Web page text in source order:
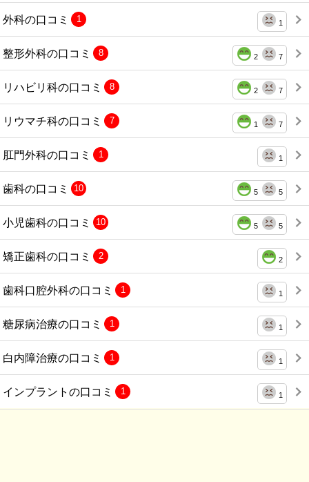
外科の口コミ 1
1
整形外科の口コミ 2 7
8
リハビリ科の口コミ 2 7
8
リウマチ科の口コミ 1 7
7
肛門外科の口コミ 1
1
歯科の口コミ 5 5
10
小児歯科の口コミ 5 5
10
矯正歯科の口コミ 2
2
歯科口腔外科の口コミ 1
1
糖尿病治療の口コミ 1
1
白内障治療の口コミ 1
1
インプラントの口コミ 1
1